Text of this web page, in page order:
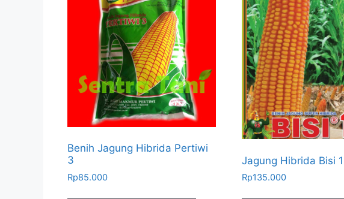
Benih Jagung Hibrida Pertiwi
3
Rp85.000
Jagung Hibrida Bisi
Rp135.000